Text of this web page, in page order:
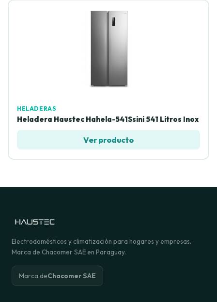
HELADERAS
Heladera Haustec Hahela-541Ssini 541 Litros Inox
Ver producto
Electrodomésticos y climatización para hogares y empresas.
Marca de Chacomer SAE en Paraguay.
Marca deChacomer SAE